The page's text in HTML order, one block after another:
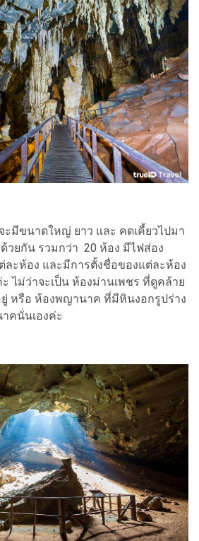
ขนาดใหญ่ ยาว และ คดเคี้ยวไปมา
วยกัน รวมกว่า 20 ห้อง มีไฟส่อง
ละห้อง และมีการตั้งชื่อของแต่ละห้อง
ไม่ว่าจะเป็น ห้องม่านเพชร ที่ดูคล้าย
หรือ ห้องพญานาค ที่มีหินงอกรูปร่าง
คนั่นเองค่ะ